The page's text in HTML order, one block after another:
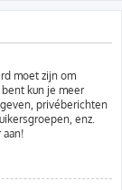
moet zijn om
kun je meer
privéberichten
enz.
aan!